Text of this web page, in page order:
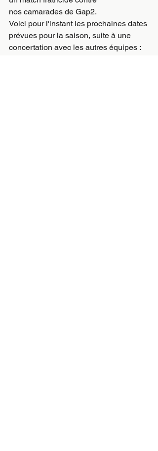
nos camarades de Gap2.
Voici pour l'instant les prochaines dates
prévues pour la saison, suite à une
concertation avec les autres équipes :